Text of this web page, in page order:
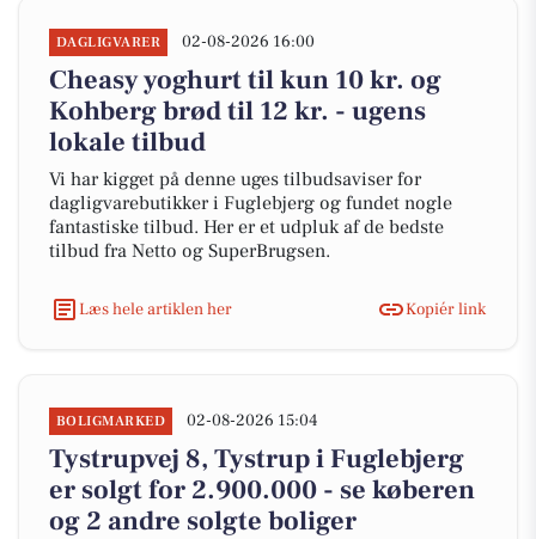
DAGLIGVARER 02-08-2026 16:00
Cheasy yoghurt til kun 10 kr. og
Kohberg brød til 12 kr. - ugens
lokale tilbud
Vi har kigget på denne uges tilbudsaviser for
dagligvarebutikker i Fuglebjerg og fundet nogle
fantastiske tilbud. Her er et udpluk af de bedste
tilbud fra Netto og SuperBrugsen.
Læs hele artiklen her Kopiér link
BOLIGMARKED 02-08-2026 15:04
Tystrupvej 8, Tystrup i Fuglebjerg
er solgt for 2.900.000 - se køberen
og 2 andre solgte boliger